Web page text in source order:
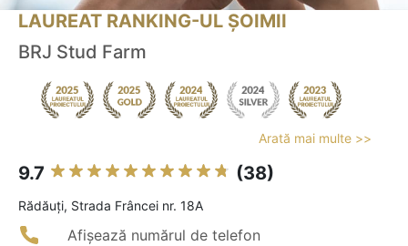
LAUREAT RANKING-UL ȘOIMII
BRJ Stud Farm
Arată mai multe >>
9.7 (38)
Rădăuţi, Strada Frâncei nr. 18A
Afișează numărul de telefon